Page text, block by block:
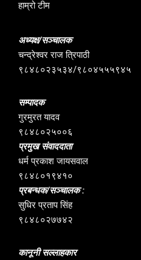
हाम्रो टीम
अध्यक्ष/सञ्चालक
चन्द्रेश्वर राज त्रिपाठी
९८४८०२३५३४/९८०४५५५९४५
सम्पादक
गुरमुरत यादव
९८४८०२५००६
प्रमुख संवाददाता
धर्म प्रकाश जायसवाल
९८४८०१९४१०
प्रबन्धक/सञ्चालक :
सुधिर प्रताप सिंह
९८४८०२७७४२
कानूनी सल्लाहकार